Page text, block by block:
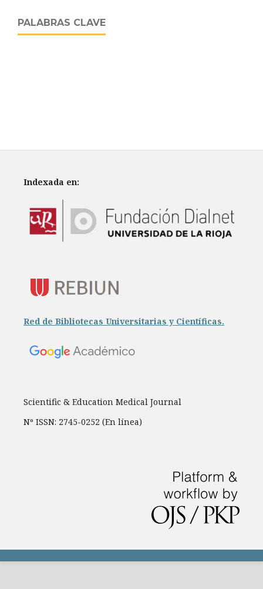
PALABRAS CLAVE
Indexada en:
Red de Bibliotecas Universitarias y Científicas.
Scientific & Education Medical Journal
Nº ISSN: 2745-0252 (En línea)